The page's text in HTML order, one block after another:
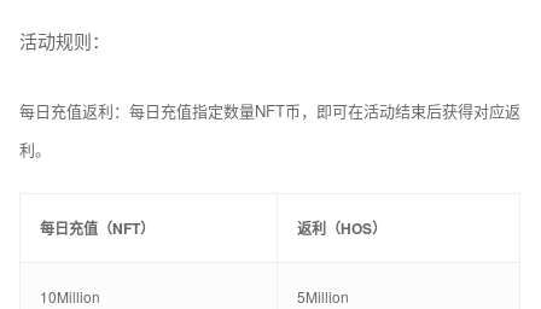
活动规则：
每日充值返利：每日充值指定数量NFT币，即可在活动结束后获得对应返
利。
每日充值（NFT） 返利（HOS）
10Million 5Million